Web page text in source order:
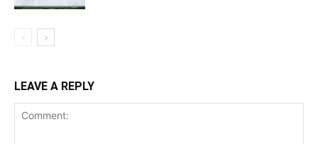
LEAVE A REPLY